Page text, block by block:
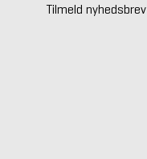
Tilmeld nyhedsbrev